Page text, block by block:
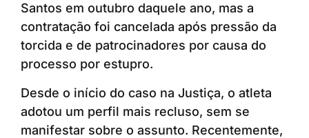
Santos em outubro daquele ano, mas a
contratação foi cancelada após pressão da
torcida e de patrocinadores por causa do
processo por estupro.
Desde o início do caso na Justiça, o atleta
adotou um perfil mais recluso, sem se
manifestar sobre o assunto. Recentemente,